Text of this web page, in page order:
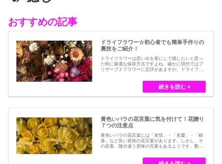
おすすめの記事
ドライフラワー☆初心者でも簡単手作りの
裏技をご紹介！
ドライフラワーは思い出を形にして残したいと思っ
た時に最適な保存方法ですよね。確かに現代ではブ
リザーブドフラワーに定評があますが、ドライフラ
とつです。結婚式のブーケなどに使われた花など、
今では押し花のサービスが有名ですが、昔はドライ
フラワーでも保存されてきました。30代以降の…
黄色いバラの花言葉に気を付けて！花贈り
７つの注意点
黄色いバラの花言葉には「友情」・「友愛」・「献
身」など良い意味の花言葉があります。しかし、そ
の反面、随分違う意味の言葉もあるようです。数多
ローズである「ハイブリット・ティー」の中には、
黄色のバラというのは、存在していませんでした。